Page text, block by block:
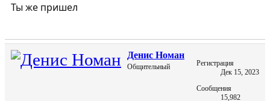
Ты же пришел
Денис Номан
Общительный
Регистрация
Дек 15, 2023
Сообщения
15,982